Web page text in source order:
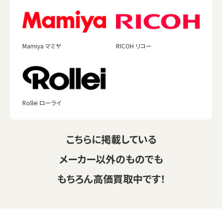
Mamiya マミヤ RICOH リコー
Rollei ローライ
こちらに掲載している
メーカー以外のものでも
もちろん高価買取中です！